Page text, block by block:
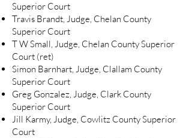
Superior Court
Travis Brandt, Judge, Chelan County
Superior Court
T W Small, Judge, Chelan County Superior
Court (ret)
Simon Barnhart, Judge, Clallam County
Superior Court
Greg Gonzalez, Judge, Clark County
Superior Court
Jill Karmy, Judge, Cowlitz County Superior
Court